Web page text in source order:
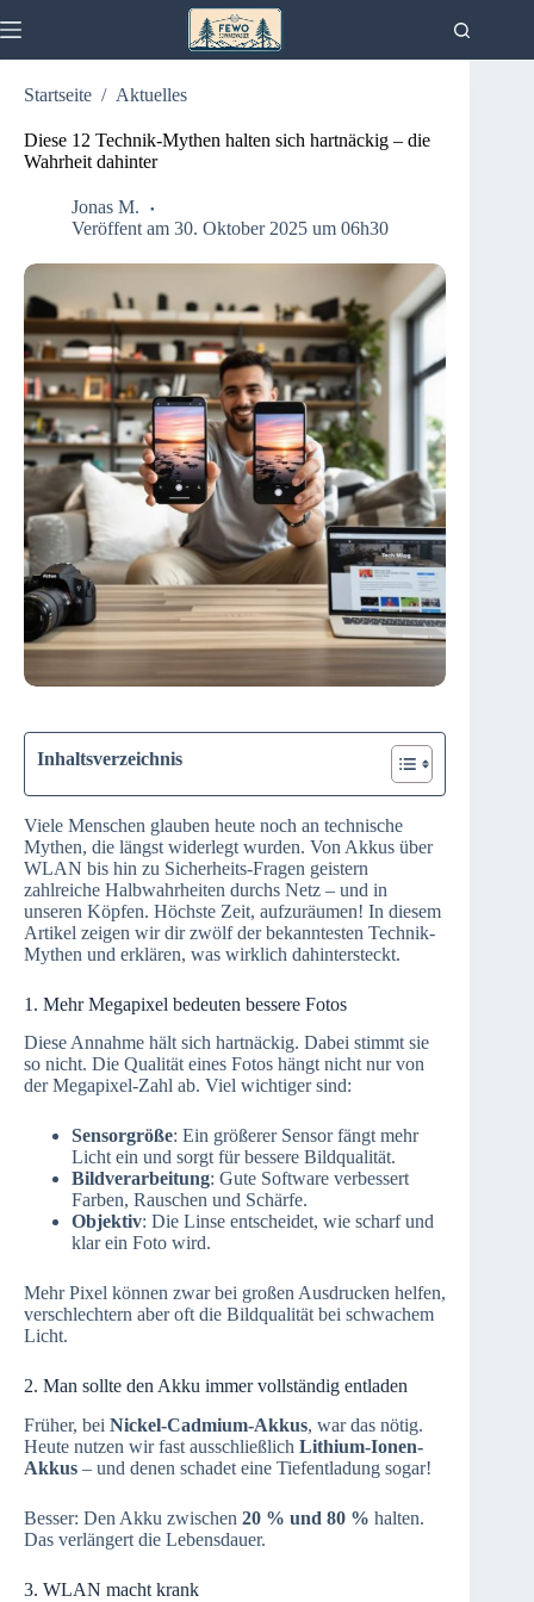
Inhalt
Startseite / Aktuelles
Diese 12 Technik-Mythen halten sich hartnäckig – die
Wahrheit dahinter
Jonas M.
Veröffent am 30. Oktober 2025 um 06h30
Inhaltsverzeichnis
Viele Menschen glauben heute noch an technische
Mythen, die längst widerlegt wurden. Von Akkus über
WLAN bis hin zu Sicherheits-Fragen geistern
zahlreiche Halbwahrheiten durchs Netz – und in
unseren Köpfen. Höchste Zeit, aufzuräumen! In diesem
Artikel zeigen wir dir zwölf der bekanntesten Technik-
Mythen und erklären, was wirklich dahintersteckt.
1. Mehr Megapixel bedeuten bessere Fotos
Diese Annahme hält sich hartnäckig. Dabei stimmt sie
so nicht. Die Qualität eines Fotos hängt nicht nur von
der Megapixel-Zahl ab. Viel wichtiger sind:
Sensorgröße: Ein größerer Sensor fängt mehr
Licht ein und sorgt für bessere Bildqualität.
Bildverarbeitung: Gute Software verbessert
Farben, Rauschen und Schärfe.
Objektiv: Die Linse entscheidet, wie scharf und
klar ein Foto wird.
Mehr Pixel können zwar bei großen Ausdrucken helfen,
verschlechtern aber oft die Bildqualität bei schwachem
Licht.
2. Man sollte den Akku immer vollständig entladen
Früher, bei Nickel-Cadmium-Akkus, war das nötig.
Heute nutzen wir fast ausschließlich Lithium-Ionen-
Akkus – und denen schadet eine Tiefentladung sogar!
Besser: Den Akku zwischen 20 % und 80 % halten.
Das verlängert die Lebensdauer.
3. WLAN macht krank